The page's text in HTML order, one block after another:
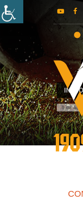
INICIO
8 de